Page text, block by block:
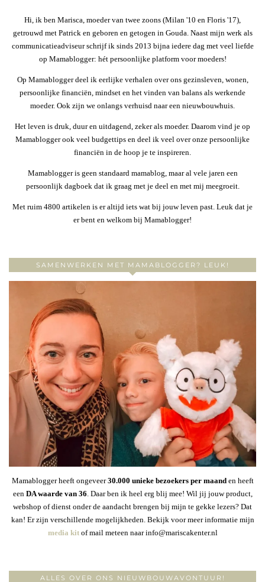
Hi, ik ben Marisca, moeder van twee zoons (Milan '10 en Floris '17),
getrouwd met Patrick en geboren en getogen in Gouda. Naast mijn werk als
communicatieadviseur schrijf ik sinds 2013 bijna iedere dag met veel liefde
op Mamablogger: hét persoonlijke platform voor moeders!
Op Mamablogger deel ik eerlijke verhalen over ons gezinsleven, wonen,
persoonlijke financiën, mindset en het vinden van balans als werkende
moeder. Ook zijn we onlangs verhuisd naar een nieuwbouwhuis.
Het leven is druk, duur en uitdagend, zeker als moeder. Daarom vind je op
Mamablogger ook veel budgettips en deel ik veel over onze persoonlijke
financiën in de hoop je te inspireren.
Mamablogger is geen standaard mamablog, maar al vele jaren een
persoonlijk dagboek dat ik graag met je deel en met mij meegroeit.
Met ruim 4800 artikelen is er altijd iets wat bij jouw leven past. Leuk dat je
er bent en welkom bij Mamablogger!
SAMENWERKEN MET MAMABLOGGER? LEUK!
Mamablogger heeft ongeveer30.000 unieke bezoekers per maanden heeft
een DA waarde van 36 . Daar ben ik heel erg blij mee! Wil jij jouw product,
webshop of dienst onder de aandacht brengen bij mijn te gekke lezers? Dat
kan! Er zijn verschillende mogelijkheden. Bekijk voor meer informatie mijn
media kitof mail meteen naar info@mariscakenter.nl
ALLES OVER ONS NIEUWBOUWAVONTUUR!